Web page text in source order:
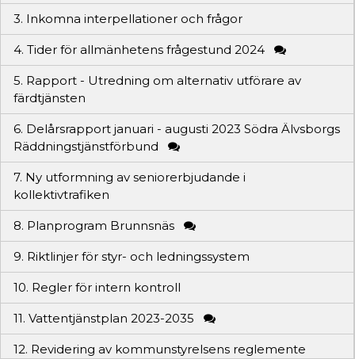
3. Inkomna interpellationer och frågor
4. Tider för allmänhetens frågestund 2024
5. Rapport - Utredning om alternativ utförare av
färdtjänsten
6. Delårsrapport januari - augusti 2023 Södra Älvsborgs
Räddningstjänstförbund
7. Ny utformning av seniorerbjudande i
kollektivtrafiken
8. Planprogram Brunnsnäs
9. Riktlinjer för styr- och ledningssystem
10. Regler för intern kontroll
11. Vattentjänstplan 2023-2035
12. Revidering av kommunstyrelsens reglemente